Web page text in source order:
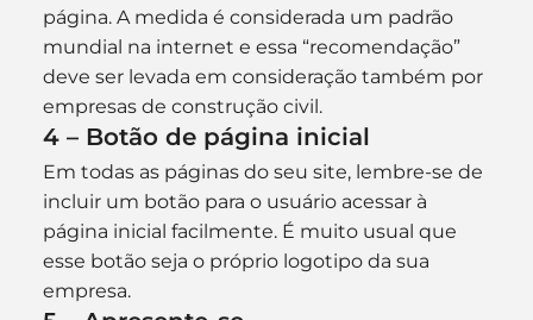
página. A medida é considerada um padrão
mundial na internet e essa “recomendação”
deve ser levada em consideração também por
empresas de construção civil.
4 – Botão de página inicial
Em todas as páginas do seu site, lembre-se de
incluir um botão para o usuário acessar à
página inicial facilmente. É muito usual que
esse botão seja o próprio logotipo da sua
empresa.